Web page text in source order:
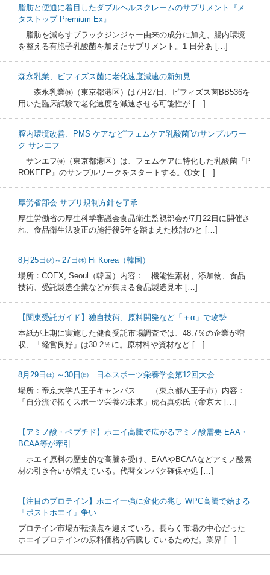
脂肪と便通に着目したダブルヘルスクレームのサプリメント『メ
タストップ Premium Ex』
脂肪を減らすブラックジンジャー由来の成分に加え、腸内環境
を整える有胞子乳酸菌を加えたサプリメント。1 日分あ […]
森永乳業、ビフィズス菌に老化速度減速の新知見
森永乳業㈱（東京都港区）は7月27日、ビフィズス菌BB536を
用いた臨床試験で老化速度を減速させる可能性が […]
膣内環境改善、PMS ケアなど“フェムケア乳酸菌”のサンプルワー
ク サンエフ
サンエフ㈱（東京都港区）は、フェムケアに特化した乳酸菌『P
ROKEEP』のサンプルワークをスタートする。①女 […]
厚労省部会 サプリ規制方針を了承
厚生労働省の厚生科学審議会食品衛生監視部会が7月22日に開催さ
れ、食品衛生法改正の施行後5年を踏まえた検討のと […]
8月25日㈫～27日㈭ Hi Korea（韓国）
場所：COEX, Seoul（韓国）内容： 機能性素材、添加物、食品
技術、受託製造企業などが集まる食品製造見本 […]
【関東受託ガイド】独自技術、原料開発など「＋α」で攻勢
本紙が上期に実施した健食受託市場調査では、48.7％の企業が増
収、「経営良好」は30.2％に。原材料や資材など […]
8月29日㈯ ～30日㈰ 日本スポーツ栄養学会第12回大会
場所：帝京大学八王子キャンパス （東京都八王子市）内容：
「自分流で拓くスポーツ栄養の未来」虎石真弥氏（帝京大 […]
【アミノ酸・ペプチド】ホエイ高騰で広がるアミノ酸需要 EAA・
BCAA等が牽引
ホエイ原料の歴史的な高騰を受け、EAAやBCAAなどアミノ酸素
材の引き合いが増えている。代替タンパク確保や処 […]
【注目のプロテイン】ホエイ一強に変化の兆し WPC高騰で始まる
「ポストホエイ」争い
プロテイン市場が転換点を迎えている。長らく市場の中心だった
ホエイプロテインの原料価格が高騰しているためだ。業界 […]